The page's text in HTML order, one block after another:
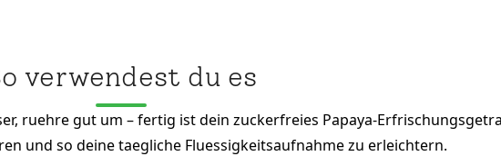
verwendest du es
ruehre gut um – fertig ist dein zuckerfreies Papaya-
und so deine taegliche Fluessigkeitsaufnahme zu erleichtern.